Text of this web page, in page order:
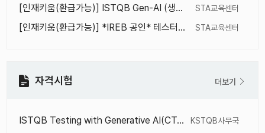
[인재키움(환급가능)] ISTQB Gen-AI (생성형 AI) 활용 테스팅 교육 STA교육센터
[인재키움(환급가능)] *IREB 공인* 테스터도 알아두면 쓸모 있는 요구공학 (IREB CPRE Foundation Level 기반) STA교육센터
자격시험 더보기
ISTQB Testing with Generative AI(CT-GenAI) 국제자격시험 1회 정기(한/영) 2026년 8월 26일 KSTQB사무국